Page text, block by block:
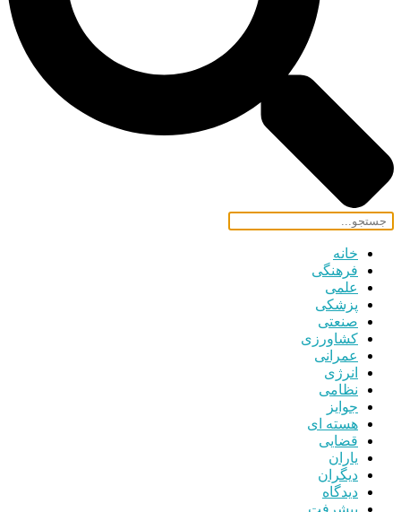
خانه
فرهنگی
علمی
پزشکی
صنعتی
کشاورزی
عمرانی
انرژی
نظامی
جوایز
هسته ای
قضایی
یاران
دیگران
دیدگاه
پیشرفت